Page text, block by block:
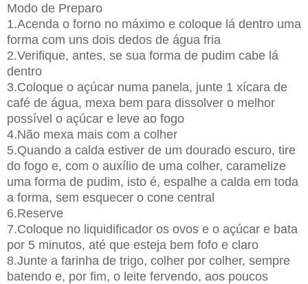
Modo de Preparo
1.Acenda o forno no máximo e coloque lá dentro uma
forma com uns dois dedos de água fria
2.Verifique, antes, se sua forma de pudim cabe lá
dentro
3.Coloque o açúcar numa panela, junte 1 xícara de
café de água, mexa bem para dissolver o melhor
possível o açúcar e leve ao fogo
4.Não mexa mais com a colher
5.Quando a calda estiver de um dourado escuro, tire
do fogo e, com o auxílio de uma colher, caramelize
uma forma de pudim, isto é, espalhe a calda em toda
a forma, sem esquecer o cone central
6.Reserve
7.Coloque no liquidificador os ovos e o açúcar e bata
por 5 minutos, até que esteja bem fofo e claro
8.Junte a farinha de trigo, colher por colher, sempre
batendo e, por fim, o leite fervendo, aos poucos